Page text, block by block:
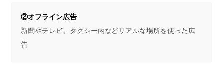
②オフライン広告
新聞やテレビ、タクシー内などリアルな場所を使った広
告